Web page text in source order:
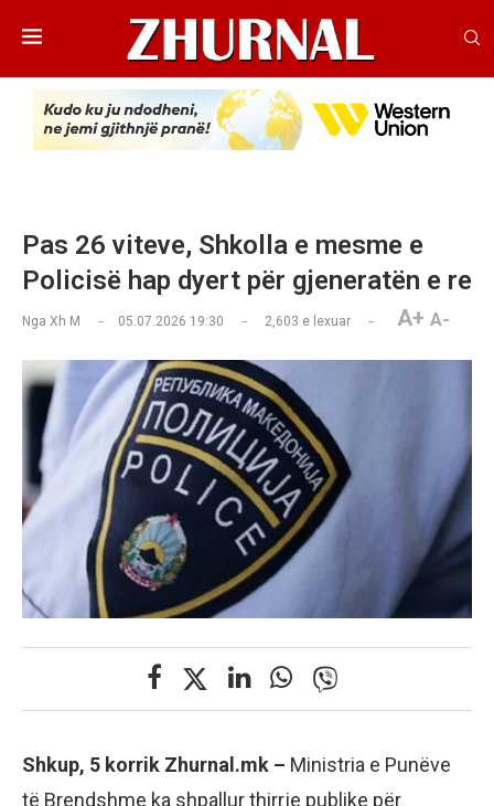
Pas 26 viteve, Shkolla e mesme e
Policisë hap dyert për gjeneratën e re
Nga Xh M 05.07.2026 19:30 2,603 e lexuar A+ A-
Shkup, 5 korrik Zhurnal.mk – Ministria e Punëve
të Brendshme ka shpallur thirrje publike për